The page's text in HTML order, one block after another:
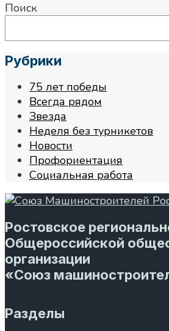
Поиск
Рубрики
75 лет победы
Всегда рядом
Звезда
Неделя без турникетов
Новости
Профориентация
Социальная работа
Ростовское
Общероссийской
организации
«Союз
Разделы